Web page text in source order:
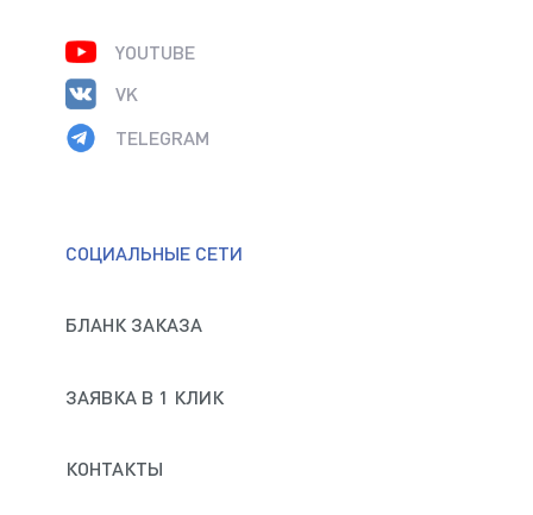
СОЦИАЛЬНЫЕ СЕТИ
БЛАНК ЗАКАЗА
ЗАЯВКА В 1 КЛИК
КОНТАКТЫ
YOUTUBE
VK
TELEGRAM